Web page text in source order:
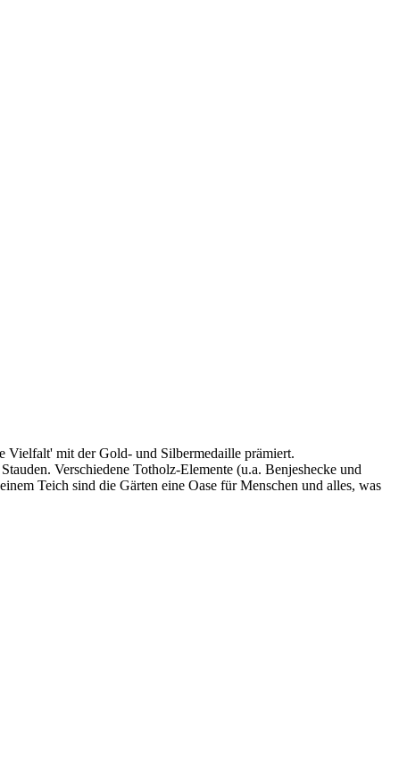
Vielfalt' mit der Gold- und Silbermedaille prämiert.
Verschiedene Totholz-Elemente (u.a. Benjeshecke und
Teich sind die Gärten eine Oase für Menschen und alles, was